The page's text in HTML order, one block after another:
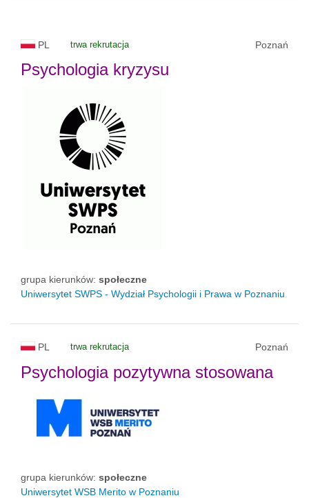
PL trwa rekrutacja Poznań
Psychologia kryzysu
grupa kierunków: społeczne
Uniwersytet SWPS - Wydział Psychologii i Prawa w Poznaniu
PL trwa rekrutacja Poznań
Psychologia pozytywna stosowana
grupa kierunków: społeczne
Uniwersytet WSB Merito w Poznaniu